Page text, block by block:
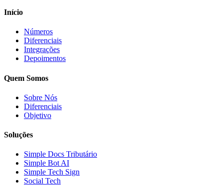
Início
Números
Diferenciais
Integrações
Depoimentos
Quem Somos
Sobre Nós
Diferenciais
Objetivo
Soluções
Simple Docs Tributário
Simple Bot AI
Simple Tech Sign
Social Tech